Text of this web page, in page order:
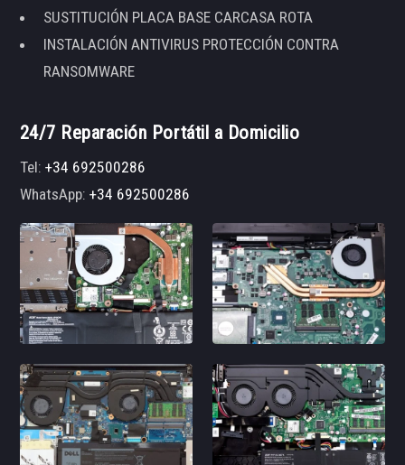
SUSTITUCIÓN PLACA BASE CARCASA ROTA
INSTALACIÓN ANTIVIRUS PROTECCIÓN CONTRA
RANSOMWARE
24/7 Reparación Portátil a Domicilio
Tel:+34 692500286
WhatsApp:+34 692500286